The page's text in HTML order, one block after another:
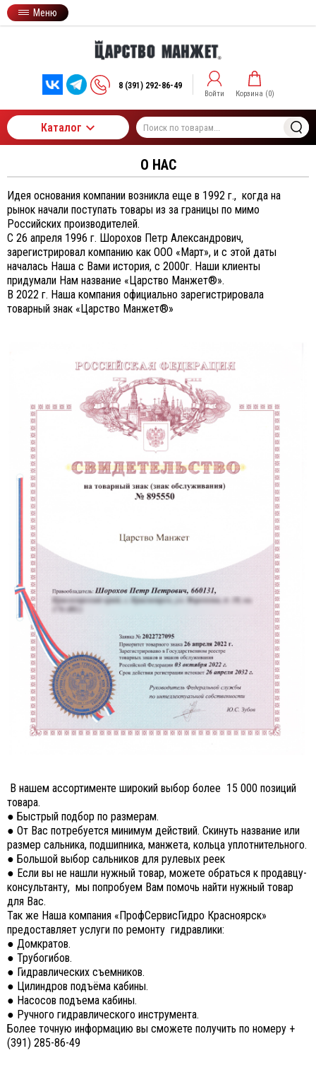
Меню
8 (391) 292-86-49
Войти Корзина (0)
Каталог
О НАС
Идея основания компании возникла еще в 1992 г., когда на
рынок начали поступать товары из за границы по мимо
Российских производителей.
С 26 апреля 1996 г. Шорохов Петр Александрович,
зарегистрировал компанию как ООО «Март», и с этой даты
началась Наша с Вами история, с 2000г. Наши клиенты
придумали Нам название «Царство Манжет®».
В 2022 г. Наша компания официально зарегистрировала
товарный знак «Царство Манжет®»
В нашем ассортименте широкий выбор более 15 000 позиций
товара.
● Быстрый подбор по размерам.
● От Вас потребуется минимум действий. Скинуть название или
размер сальника, подшипника, манжета, кольца уплотнительного.
● Большой выбор сальников для рулевых реек
● Если вы не нашли нужный товар, можете обраться к продавцу-
консультанту, мы попробуем Вам помочь найти нужный товар
для Вас.
Так же Наша компания «ПрофСервисГидро Красноярск»
предоставляет услуги по ремонту гидравлики:
● Домкратов.
● Трубогибов.
● Гидравлических съемников.
● Цилиндров подъёма кабины.
● Насосов подъема кабины.
● Ручного гидравлического инструмента.
Более точную информацию вы сможете получить по номеру +
(391) 285-86-49